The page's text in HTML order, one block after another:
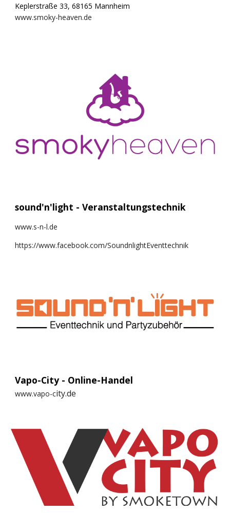
Keplerstraße 33, 68165 Mannheim
www.smoky-heaven.de
sound'n'light - Veranstaltungstechnik
www.s-n-l.de
https://www.facebook.com/SoundnlightEventtechnik
Vapo-City - Online-Handel
www.vapo-city.de